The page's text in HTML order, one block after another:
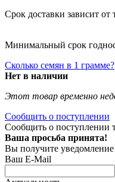
Срок доставки зависит
Минимальный срок
Сколько семян в 1 грамме?
Нет в наличии
Этот товар временно
Сообщить о поступлении
Сообщить о поступлении
Ваша просьба принята!
Вы получите
Ваш E-Mail